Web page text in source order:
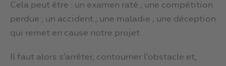
Cela peut être : un examen raté ; une compétition
perdue ; un accident ; une maladie ; une déception
qui remet en cause notre projet.
Il faut alors s’arrêter, contourner l’obstacle et,